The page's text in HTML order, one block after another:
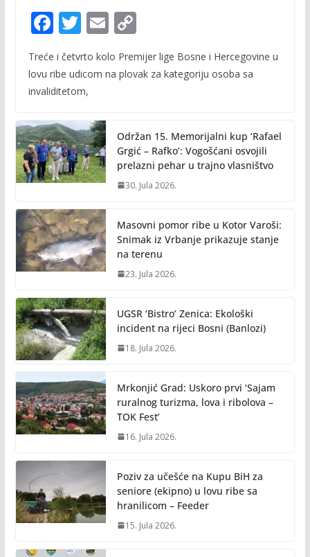
F
e
b
o
k
T
itt
er
E
ai
C
p
n
k
Treće i četvrto kolo Premijer lige Bosne i Hercegovine u
lovu ribe udicom na plovak za kategoriju osoba sa
invaliditetom,
Održan 15. Memorijalni kup ‘Rafael
Grgić – Rafko’: Vogošćani osvojili
prelazni pehar u trajno vlasništvo
30. Jula 2026.
Masovni pomor ribe u Kotor Varoši:
Snimak iz Vrbanje prikazuje stanje
na terenu
23. Jula 2026.
UGSR ‘Bistro’ Zenica: Ekološki
incident na rijeci Bosni (Banlozi)
18. Jula 2026.
Mrkonjić Grad: Uskoro prvi ‘Sajam
ruralnog turizma, lova i ribolova –
TOK Fest’
16. Jula 2026.
Poziv za učešće na Kupu BiH za
seniore (ekipno) u lovu ribe sa
hranilicom – Feeder
15. Jula 2026.